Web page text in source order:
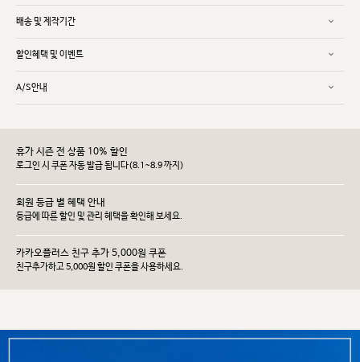
배송 및 제작기간
할인혜택 및 이벤트
A/S안내
휴가 시즌 전 상품 10% 할인
로그인 시 쿠폰 자동 발급 됩니다(8.1~8.9 까지)
회원 등급 별 혜택 안내
등급에 따른 할인 및 관리 헤택을 확인해 보세요.
카카오플러스 친구 추가 5,000원 쿠폰
친구추가하고 5,000원 할인 쿠폰을 사용하세요.